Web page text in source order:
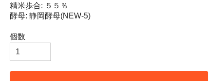
精米歩合: ５５％
酵母: 静岡酵母(NEW-5)
個数